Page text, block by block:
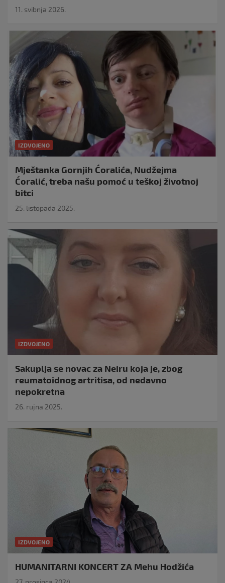
11. svibnja 2026.
IZDVOJENO
Mještanka Gornjih Ćoralića, Nudžejma
Ćoralić, treba našu pomoć u teškoj životnoj
bitci
25. listopada 2025.
IZDVOJENO
Sakuplja se novac za Neiru koja je, zbog
reumatoidnog artritisa, od nedavno
nepokretna
26. rujna 2025.
IZDVOJENO
HUMANITARNI KONCERT ZA Mehu Hodžića